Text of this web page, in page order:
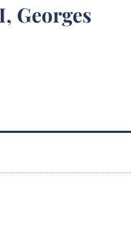
Georges